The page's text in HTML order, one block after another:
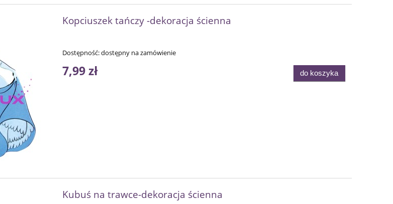
Kopciuszek tańczy -dekoracja ścienna
Dostępność:dostępny na zamówienie
7,99 zł do koszyka
Kubuś na trawce-dekoracja ścienna